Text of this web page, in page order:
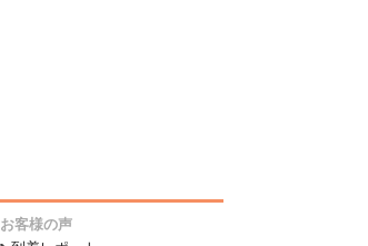
お客様の声